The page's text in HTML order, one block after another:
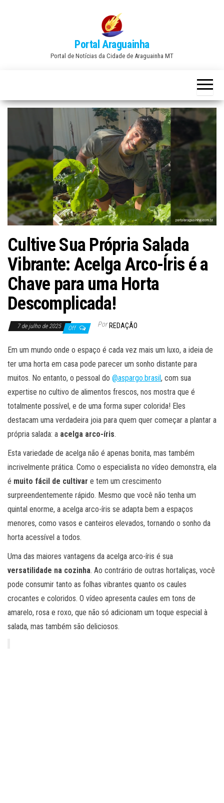
Portal Araguainha
Portal de Notícias da Cidade de Araguainha MT
Cultive Sua Própria Salada
Vibrante: Acelga Arco-Íris é a
Chave para uma Horta
Descomplicada!
7 de julho de 2025 Off Por REDAÇÃO
Em um mundo onde o espaço é cada vez mais um luxo, a ideia de
ter uma horta em casa pode parecer um sonho distante para
muitos. No entanto, o pessoal do @aspargo.brasil, com sua
expertise no cultivo de alimentos frescos, nos mostra que é
totalmente possível, e de uma forma super colorida! Eles
destacam uma verdadeira joia para quem quer começar a plantar a
própria salada: a acelga arco-íris.
Esta variedade de acelga não é apenas bonita, mas também
incrivelmente prática. Como o especialista no vídeo demonstra, ela
é muito fácil de cultivar e tem um crescimento
surpreendentemente rápido. Mesmo que você não tenha um
quintal enorme, a acelga arco-íris se adapta bem a espaços
menores, como vasos e canteiros elevados, tornando o sonho da
horta acessível a todos.
Uma das maiores vantagens da acelga arco-íris é sua
versatilidade na cozinha. Ao contrário de outras hortaliças, você
pode consumir tanto as folhas vibrantes quanto os caules
crocantes e coloridos. O vídeo apresenta caules em tons de
amarelo, rosa e roxo, que não só adicionam um toque especial à
salada, mas também são deliciosos.